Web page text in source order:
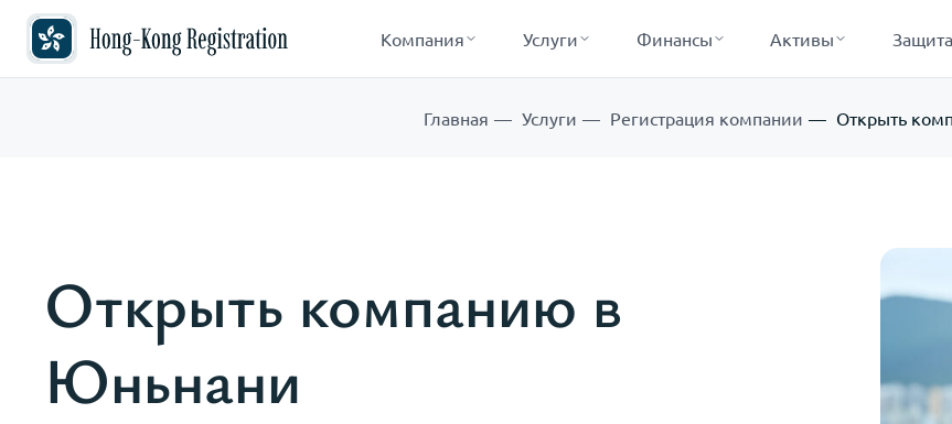
Компания Услуги Финансы Активы Защита
Главная Услуги Регистрация компании Открыть
Открыть компанию в
Юньнани